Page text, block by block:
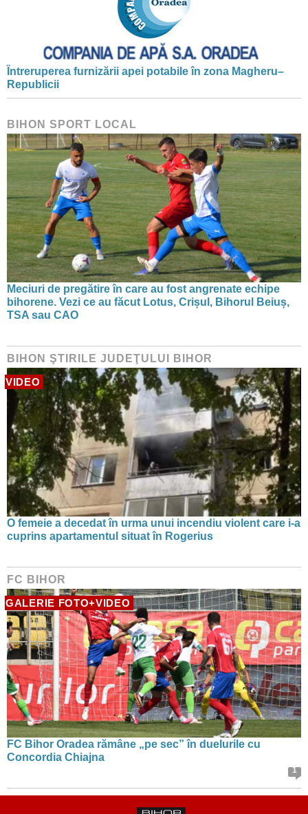
Întreruperea furnizării apei potabile în zona Magheru–
Republicii
BIHON SPORT LOCAL
Meciuri de pregătire în care au fost angrenate echipe
bihorene. Vezi ce au făcut Lotus, Crișul, Bihorul Beiuș,
TSA sau CAO
BIHON ŞTIRILE JUDEŢULUI BIHOR
VIDEO
O femeie a decedat în urma unui incendiu violent care i-a
cuprins apartamentul situat în Rogerius
FC BIHOR
GALERIE FOTO+VIDEO
FC Bihor Oradea rămâne „pe sec” în duelurile cu
Concordia Chiajna
1